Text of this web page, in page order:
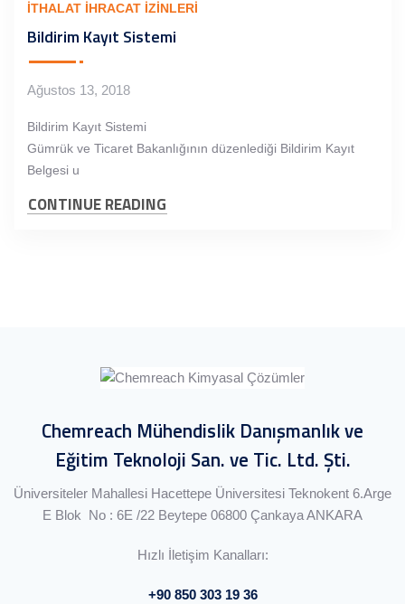
İTHALAT İHRACAT İZINLERI
Bildirim Kayıt Sistemi
Ağustos 13, 2018
Bildirim Kayıt Sistemi
Gümrük ve Ticaret Bakanlığının düzenlediği Bildirim Kayıt
Belgesi u
CONTINUE READING
Chemreach Mühendislik Danışmanlık ve
Eğitim Teknoloji San. ve Tic. Ltd. Şti.
Üniversiteler Mahallesi Hacettepe Üniversitesi Teknokent 6.Arge
E Blok No : 6E /22 Beytepe 06800 Çankaya ANKARA
Hızlı İletişim Kanalları:
+90 850 303 19 36